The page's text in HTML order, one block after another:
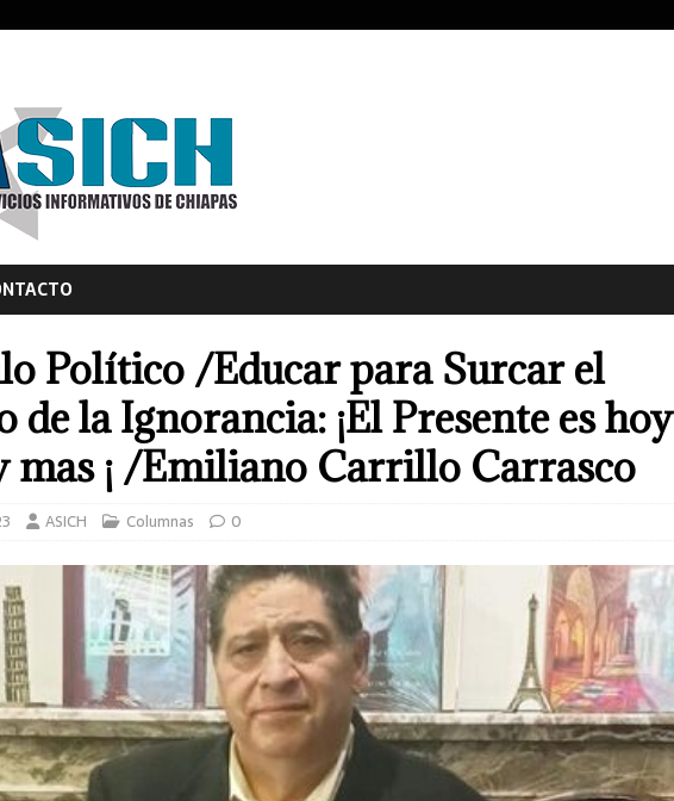
Político /Educar para Surcar el
de la Ignorancia: ¡El Presente es hoy
mas ¡ /Emiliano Carrillo Carrasco
ASICH Columnas 0